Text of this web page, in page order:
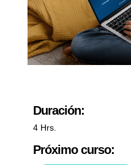
Duración:
4 Hrs.
Próximo curso: